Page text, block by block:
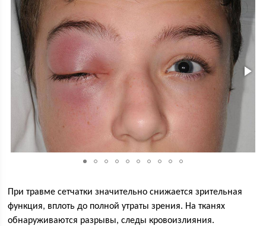
При травме сетчатки значительно снижается зрительная
функция, вплоть до полной утраты зрения. На тканях
обнаруживаются разрывы, следы кровоизлияния.